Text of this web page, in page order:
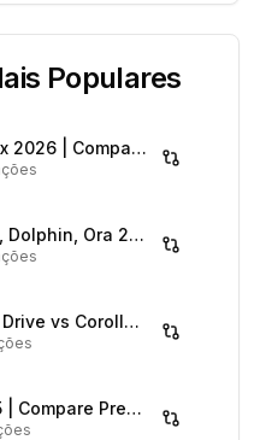
Populares
Dolphin Mini vs EX2 Max 2026 | Compare Preços
Compare Yuan, e-2008, Dolphin, Ora 2026 | Veículos Elétricos
Arrizo 6 Pro Hybrid Max Drive vs Corolla Cross XRX Hybrid - Comparativo Completo
H6 GT vs RAV4 SX 2025 | Compare Preços